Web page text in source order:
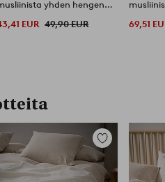
yhden hengen
EUR 49,90 EUR
69,51
Lisää
suosikkeihin